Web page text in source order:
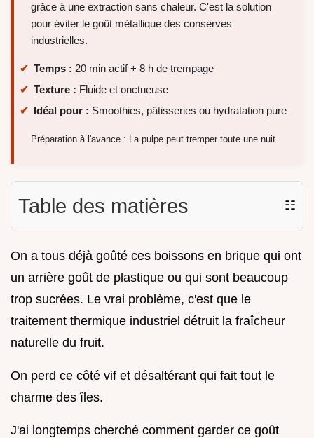
grâce à une extraction sans chaleur. C'est la solution
pour éviter le goût métallique des conserves
industrielles.
Temps : 20 min actif + 8 h de trempage
Texture : Fluide et onctueuse
Idéal pour : Smoothies, pâtisseries ou hydratation pure
Préparation à l'avance : La pulpe peut tremper toute une nuit.
Table des matières ☷
On a tous déjà goûté ces boissons en brique qui ont
un arrière goût de plastique ou qui sont beaucoup
trop sucrées. Le vrai problème, c'est que le
traitement thermique industriel détruit la fraîcheur
naturelle du fruit.
On perd ce côté vif et désaltérant qui fait tout le
charme des îles.
J'ai longtemps cherché comment garder ce goût